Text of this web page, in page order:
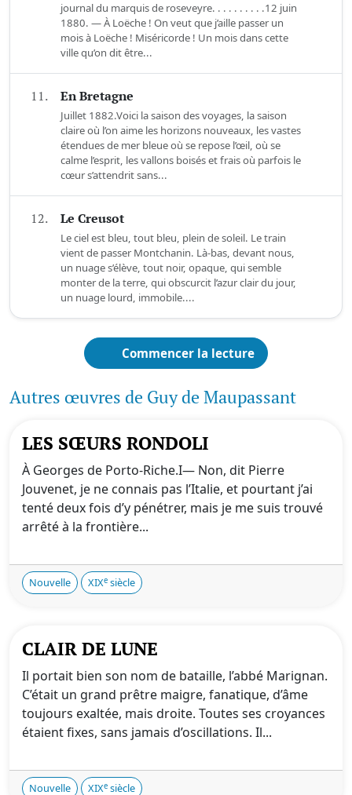
journal du marquis de roseveyre. . . . . . . . . .12 juin
1880. — À Loëche ! On veut que j’aille passer un
mois à Loëche ! Miséricorde ! Un mois dans cette
ville qu’on dit être...
11. En Bretagne
Juillet 1882.Voici la saison des voyages, la saison
claire où l’on aime les horizons nouveaux, les vastes
étendues de mer bleue où se repose l’œil, où se
calme l’esprit, les vallons boisés et frais où parfois le
cœur s’attendrit sans...
12. Le Creusot
Le ciel est bleu, tout bleu, plein de soleil. Le train
vient de passer Montchanin. Là-bas, devant nous,
un nuage s’élève, tout noir, opaque, qui semble
monter de la terre, qui obscurcit l’azur clair du jour,
un nuage lourd, immobile....
Commencer la lecture
Autres œuvres de Guy de Maupassant
LES SŒURS RONDOLI
À Georges de Porto-Riche.I— Non, dit Pierre
Jouvenet, je ne connais pas l’Italie, et pourtant j’ai
tenté deux fois d’y pénétrer, mais je me suis trouvé
arrêté à la frontière...
Nouvelle XIXe siècle
CLAIR DE LUNE
Il portait bien son nom de bataille, l’abbé Marignan.
C’était un grand prêtre maigre, fanatique, d’âme
toujours exaltée, mais droite. Toutes ses croyances
étaient fixes, sans jamais d’oscillations. Il...
Nouvelle XIXe siècle